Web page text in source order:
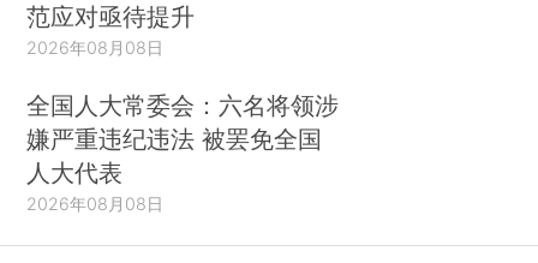
范应对亟待提升
2026年08月08日
全国人大常委会：六名将领涉
嫌严重违纪违法 被罢免全国
人大代表
2026年08月08日